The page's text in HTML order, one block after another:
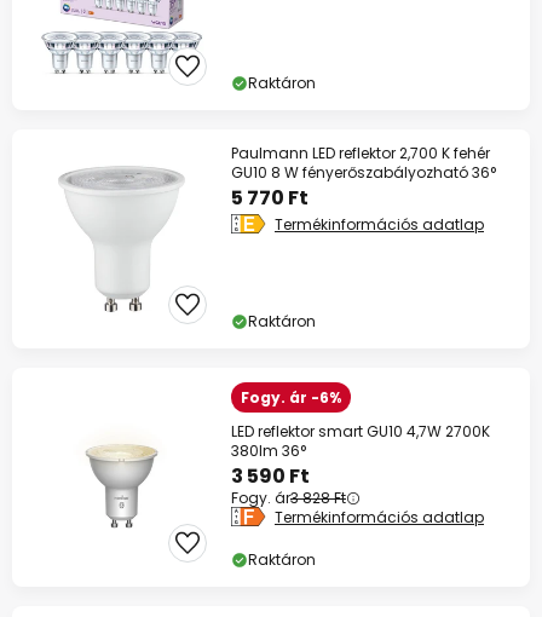
Raktáron
Paulmann LED reflektor 2,700 K fehér
GU10 8 W fényerőszabályozható 36°
5 770 Ft
Termékinformációs adatlap
Raktáron
Fogy. ár -6%
LED reflektor smart GU10 4,7W 2700K
380lm 36°
3 590 Ft
Fogy. ár3 828 Ft
Termékinformációs adatlap
Raktáron